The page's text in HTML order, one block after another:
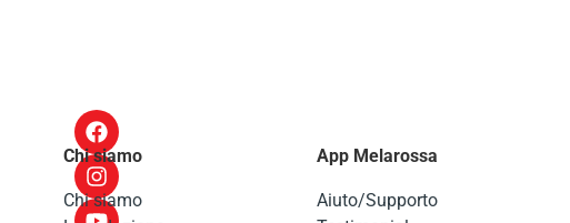
Chi siamo
Chi siamo
App Melarossa
Aiuto/Supporto